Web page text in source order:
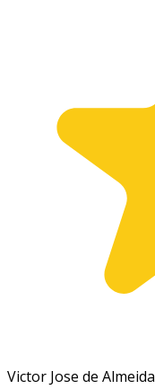
Victor Jose de Almeida